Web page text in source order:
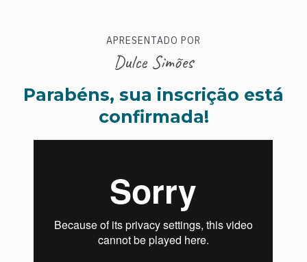
APRESENTADO POR
Dulce Simões
Parabéns, sua inscrição está
confirmada!